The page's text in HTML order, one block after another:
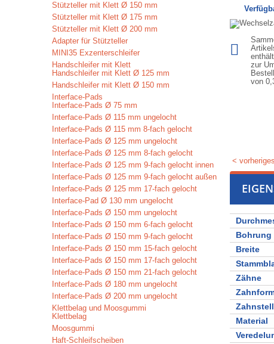
Stützteller mit Klett Ø 150 mm
Stützteller mit Klett Ø 175 mm
Stützteller mit Klett Ø 200 mm
Adapter für Stützteller
MINI35 Exzenterschleifer
Handschleifer mit Klett
Handschleifer mit Klett Ø 125 mm
Handschleifer mit Klett Ø 150 mm
Interface-Pads
Interface-Pads Ø 75 mm
Interface-Pads Ø 115 mm ungelocht
Interface-Pads Ø 115 mm 8-fach gelocht
Interface-Pads Ø 125 mm ungelocht
Interface-Pads Ø 125 mm 8-fach gelocht
Interface-Pads Ø 125 mm 9-fach gelocht innen
Interface-Pads Ø 125 mm 9-fach gelocht außen
Interface-Pads Ø 125 mm 17-fach gelocht
Interface-Pad Ø 130 mm ungelocht
Interface-Pads Ø 150 mm ungelocht
Interface-Pads Ø 150 mm 6-fach gelocht
Interface-Pads Ø 150 mm 9-fach gelocht
Interface-Pads Ø 150 mm 15-fach gelocht
Interface-Pads Ø 150 mm 17-fach gelocht
Interface-Pads Ø 150 mm 21-fach gelocht
Interface-Pads Ø 180 mm ungelocht
Interface-Pads Ø 200 mm ungelocht
Klettbelag und Moosgummi
Klettbelag
Moosgummi
Haft-Schleifscheiben
zur
von
<
Bohrung
Breite
Zähne
Material